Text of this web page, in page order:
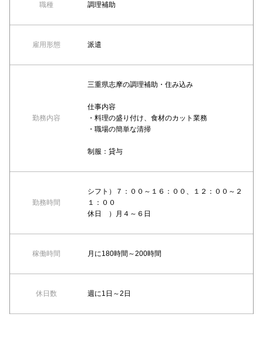
職種 調理補助
雇用形態 派遣
勤務内容
三重県志摩の調理補助・住み込み
仕事内容
・料理の盛り付け、食材のカット業務
・職場の簡単な清掃
制服：貸与
勤務時間
シフト）７：００～１６：００、１２：００～２
１：００
休日 ）月４～６日
稼働時間 月に180時間～200時間
休日数 週に1日～2日